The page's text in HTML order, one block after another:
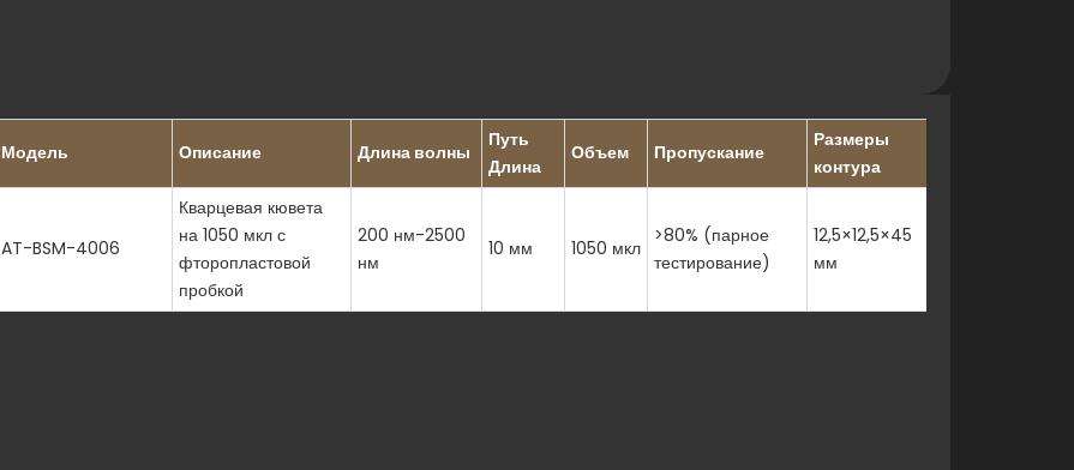
Модель Описание Длина волны
Путь
Длина
Объем Пропускание
Размеры
контура
AT-BSM-4006
Кварцевая кювета
на 1050 мкл с
фторопластовой
пробкой
200 нм-2500
нм
10 мм 1050 мкл
>80% (парное
тестирование)
12,5×12,5×45
мм